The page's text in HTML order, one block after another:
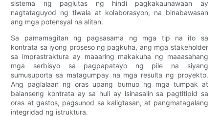
sistema ng paglutas ng hindi pagkakaunawaan ay
nagtataguyod ng tiwala at kolaborasyon, na binabawasan
ang mga potensyal na alitan.
Sa pamamagitan ng pagsasama ng mga tip na ito sa
kontrata sa iyong proseso ng pagkuha, ang mga stakeholder
sa imprastraktura ay maaaring makakuha ng maaasahang
mga serbisyo sa pagpapatayo ng pile na siyang
sumusuporta sa matagumpay na mga resulta ng proyekto.
Ang paglalaan ng oras upang bumuo ng mga tumpak at
balanseng kontrata ay sa huli ay isinasalin sa pagtitipid sa
oras at gastos, pagsunod sa kaligtasan, at pangmatagalang
integridad ng istruktura.